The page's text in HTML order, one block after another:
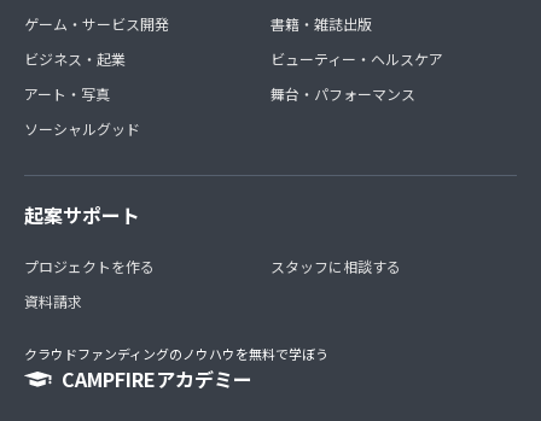
ゲーム・サービス開発
ビジネス・起業
アート・写真
ソーシャルグッド
書籍・雑誌出版
ビューティー・ヘルスケア
舞台・パフォーマンス
起案サポート
プロジェクトを作る
資料請求
スタッフに相談する
クラウドファンディングのノウハウを無料で学ぼう
CAMPFIREアカデミー